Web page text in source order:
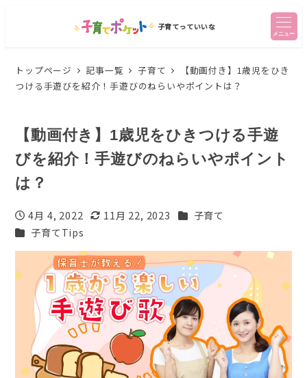
子育てっていいな
メニュー
トップページ 記事一覧 子育て
【動画付き】1歳児をひき
つける手遊びを紹介！手遊びのねらいやポイントは？
【動画付き】1歳児をひきつける手遊
びを紹介！手遊びのねらいやポイント
は？
投稿日
4月 4, 2022
更新日
11月 22, 2023 カテゴリー
子育て
カテゴリー
子育てTips